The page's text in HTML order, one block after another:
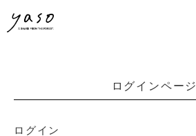
ログインページ
ログイン